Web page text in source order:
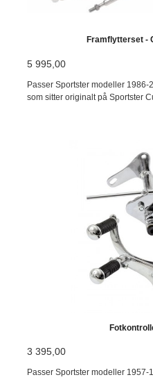
Framflytterset -
5 995,00
Passer Sportster modeller
som sitter originalt på Sportster
3 395,00
Passer Sportster modeller